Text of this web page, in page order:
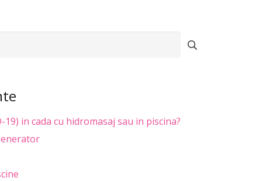
19) in cada cu hidromasaj sau in piscina?